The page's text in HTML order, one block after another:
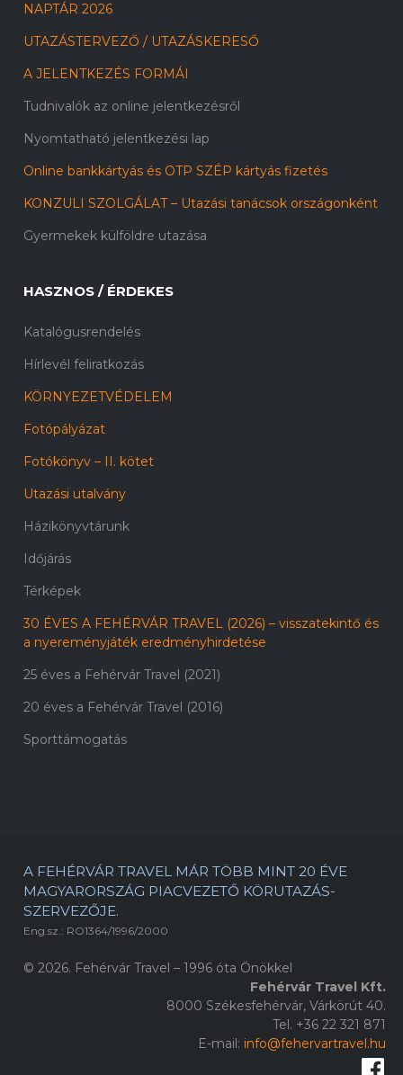
NAPTÁR 2026
UTAZÁSTERVEZŐ / UTAZÁSKERESŐ
A JELENTKEZÉS FORMÁI
Tudnivalók az online jelentkezésről
Nyomtatható jelentkezési lap
Online bankkártyás és OTP SZÉP kártyás fizetés
KONZULI SZOLGÁLAT – Utazási tanácsok országonként
Gyermekek külföldre utazása
HASZNOS / ÉRDEKES
Katalógusrendelés
Hírlevél feliratkozás
KÖRNYEZETVÉDELEM
Fotópályázat
Fotókönyv – II. kötet
Utazási utalvány
Házikönyvtárunk
Időjárás
Térképek
30 ÉVES A FEHÉRVÁR TRAVEL (2026) – visszatekintő és
a nyereményjáték eredményhirdetése
25 éves a Fehérvár Travel (2021)
20 éves a Fehérvár Travel (2016)
Sporttámogatás
A FEHÉRVÁR TRAVEL MÁR TÖBB MINT 20 ÉVE
MAGYARORSZÁG PIACVEZETŐ KÖRUTAZÁS-
SZERVEZŐJE.
Eng.sz.: RO1364/1996/2000
© 2026. Fehérvár Travel – 1996 óta Önökkel
Fehérvár Travel Kft.
8000 Székesfehérvár, Várkörút 40.
Tel. +36 22 321 871
E-mail: info@fehervartravel.hu